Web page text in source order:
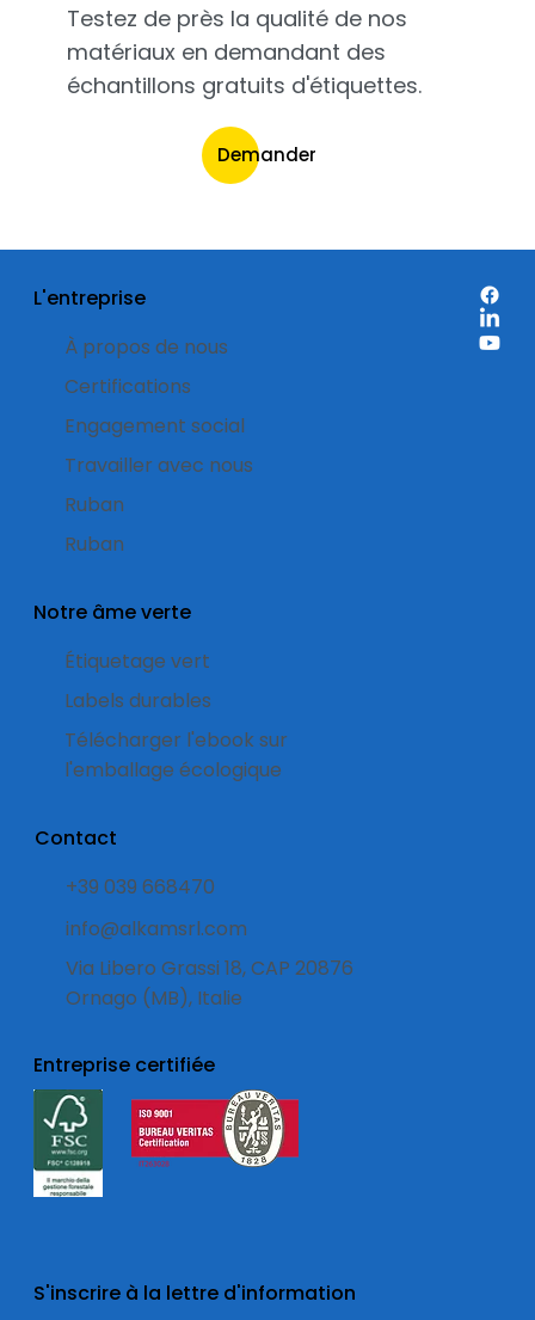
Testez de près la qualité de nos
matériaux en demandant des
échantillons gratuits d'étiquettes.
Demander
L'entreprise
À propos de nous
Certifications
Engagement social
Travailler avec nous
Ruban
Ruban
S'inscrire à la lettre d'information
Notre âme verte
Étiquetage vert
Labels durables
Télécharger l'ebook sur
l'emballage écologique
Contact
+39 039 668470
info@alkamsrl.com
Via Libero Grassi 18, CAP 20876
Ornago (MB), Italie
Entreprise certifiée